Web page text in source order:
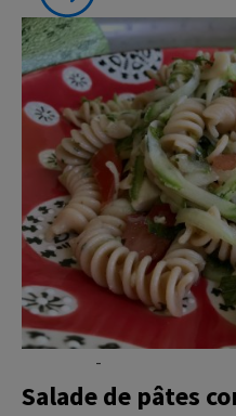
-
Salade de pâtes